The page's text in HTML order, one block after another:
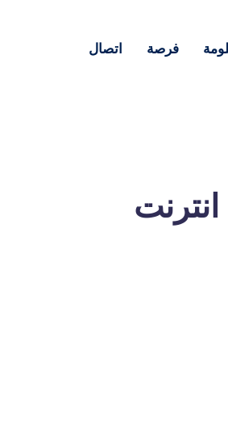
فرصة اتصال